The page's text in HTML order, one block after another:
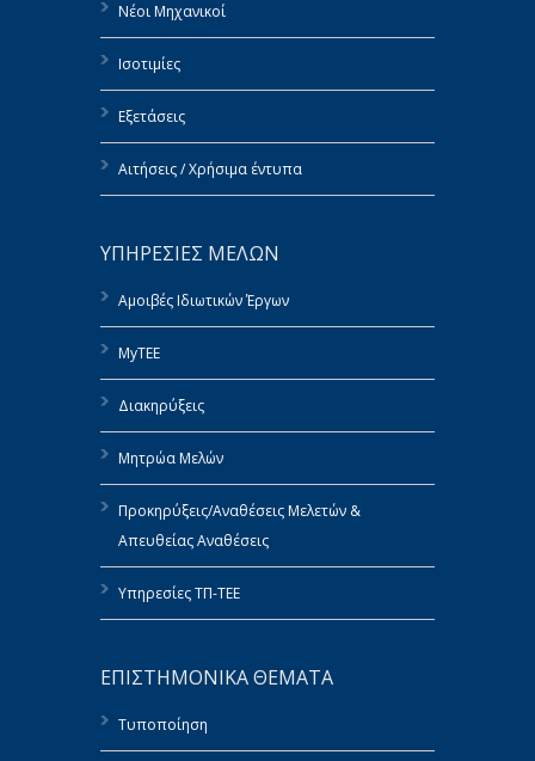
Νέοι Μηχανικοί
Ισοτιμίες
Εξετάσεις
Αιτήσεις / Χρήσιμα έντυπα
ΥΠΗΡΕΣΙΕΣ ΜΕΛΩΝ
Αμοιβές Ιδιωτικών Έργων
MyTEE
Διακηρύξεις
Μητρώα Μελών
Προκηρύξεις/Αναθέσεις Μελετών &
Απευθείας Αναθέσεις
Υπηρεσίες ΤΠ-ΤΕΕ
ΕΠΙΣΤΗΜΟΝΙΚΑ ΘΕΜΑΤΑ
Τυποποίηση